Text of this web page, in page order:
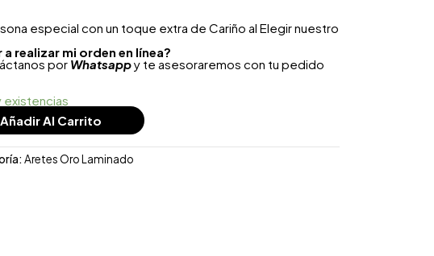
especial con un toque extra de Cariño al Elegir nuestro
realizar mi orden en línea?
por Whatsappy te asesoraremos con tu pedido
existencias
Añadir Al Carrito
Aretes Oro Laminado